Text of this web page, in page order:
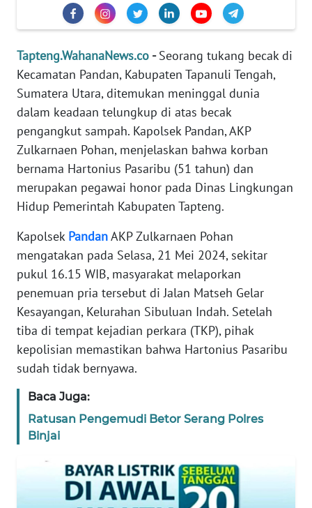
Tapteng.WahanaNews.co -Seorang tukang becak di
Kecamatan Pandan, Kabupaten Tapanuli Tengah,
Sumatera Utara, ditemukan meninggal dunia
dalam keadaan telungkup di atas becak
pengangkut sampah. Kapolsek Pandan, AKP
Zulkarnaen Pohan, menjelaskan bahwa korban
bernama Hartonius Pasaribu (51 tahun) dan
merupakan pegawai honor pada Dinas Lingkungan
Hidup Pemerintah Kabupaten Tapteng.
Kapolsek PandanAKP Zulkarnaen Pohan
mengatakan pada Selasa, 21 Mei 2024, sekitar
pukul 16.15 WIB, masyarakat melaporkan
penemuan pria tersebut di Jalan Matseh Gelar
Kesayangan, Kelurahan Sibuluan Indah. Setelah
tiba di tempat kejadian perkara (TKP), pihak
kepolisian memastikan bahwa Hartonius Pasaribu
sudah tidak bernyawa.
Baca Juga:
Ratusan Pengemudi Betor Serang Polres
Binjai
KARIR
DISCLAIMER
News
Regional
WN
SUMUT
WN
JAKARTA
WN
BANTEN
WN
WN
KEPRI